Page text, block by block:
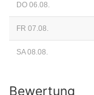
DO 06.08.
FR 07.08.
SA 08.08.
Bewertung